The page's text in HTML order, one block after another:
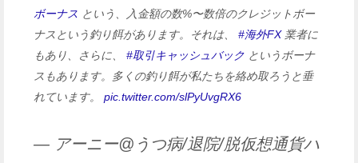
ボーナス という、入金額の数%〜数倍のクレジットボー
ナスという釣り餌があります。それは、#海外FX業者に
もあり、さらに、#取引キャッシュバック というボーナ
スもあります。多くの釣り餌が私たちを絡め取ろうと垂
れています。pic.twitter.com/slPyUvgRX6
— アーニー@うつ病/退院/脱仮想通貨ハ